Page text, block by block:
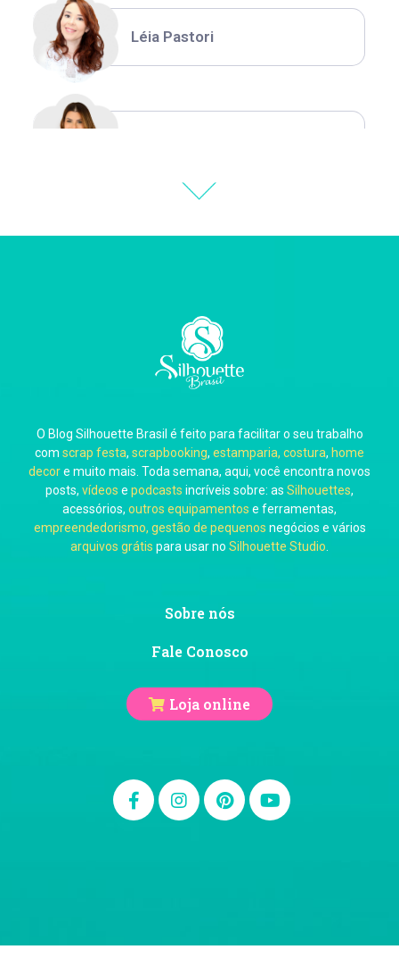
Léia Pastori
Carla Eschberger
Carol Pessoa
Ju Mirthes
O Blog Silhouette Brasil é feito para facilitar o seu trabalho
com scrap festa, scrapbooking, estamparia, costura, home
decore muito mais. Toda semana, aqui, você encontra novos
posts, vídeos e podcasts incríveis sobre: as Silhouettes,
acessórios, outros equipamentos e ferramentas,
empreendedorismo, gestão de pequenos negócios e vários
arquivos grátis para usar no Silhouette Studio
Sobre nós
Fale Conosco
Loja online